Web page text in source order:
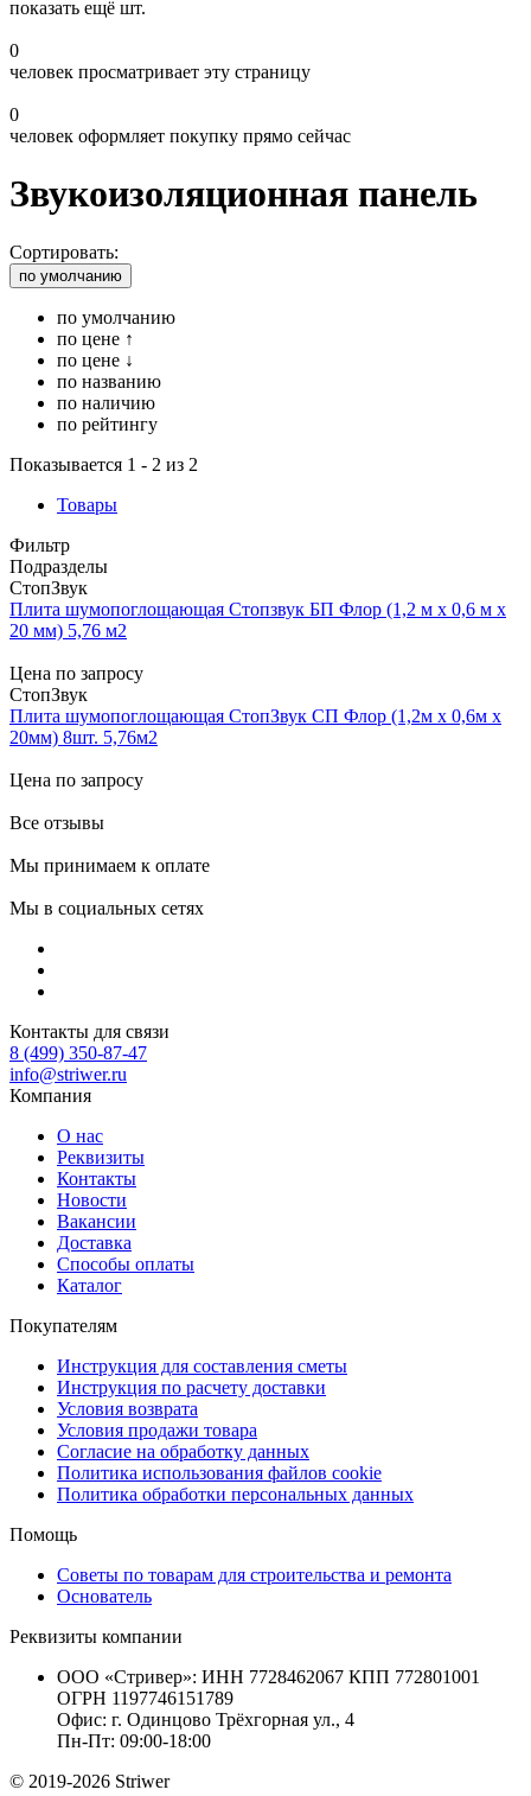
показать ещё шт.
0
человек просматривает эту страницу
0
человек оформляет покупку прямо сейчас
Звукоизоляционная панель
Сортировать:
по умолчанию
по умолчанию
по цене ↑
по цене ↓
по названию
по наличию
по рейтингу
Показывается 1 - 2 из 2
Товары
Фильтр
Подразделы
СтопЗвук
Плита шумопоглощающая Стопзвук БП Флор (1,2 м х 0,6 м х
20 мм) 5,76 м2
Цена по запросу
СтопЗвук
Плита шумопоглощающая СтопЗвук СП Флор (1,2м х 0,6м х
20мм) 8шт. 5,76м2
Цена по запросу
Все отзывы
Мы принимаем к оплате
Мы в социальных сетях
Контакты для связи
8 (499) 350-87-47
info@striwer.ru
Компания
О нас
Реквизиты
Контакты
Новости
Вакансии
Доставка
Способы оплаты
Каталог
Покупателям
Инструкция для составления сметы
Инструкция по расчету доставки
Условия возврата
Условия продажи товара
Согласие на обработку данных
Политика использования файлов cookie
Политика обработки персональных данных
Помощь
Советы по товарам для строительства и ремонта
Основатель
Реквизиты компании
ООО «Стривер»: ИНН 7728462067 КПП 772801001
ОГРН 1197746151789
Офис: г. Одинцово Трёхгорная ул., 4
Пн-Пт: 09:00-18:00
© 2019-2026 Striwer